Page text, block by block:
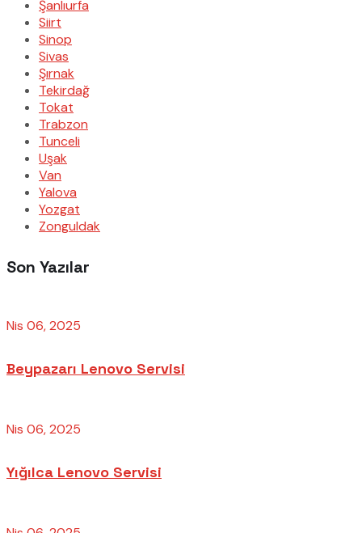
Şanlıurfa
Siirt
Sinop
Sivas
Şırnak
Tekirdağ
Tokat
Trabzon
Tunceli
Uşak
Van
Yalova
Yozgat
Zonguldak
Son Yazılar
Nis 06, 2025
Beypazarı Lenovo Servisi
Nis 06, 2025
Yığılca Lenovo Servisi